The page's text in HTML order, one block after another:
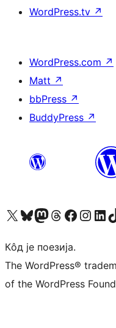
WordPress.tv ↗
WordPress.com ↗
Matt ↗
bbPress ↗
BuddyPress ↗
Visit our X (formerly Twitter) account
Посетите наш Bluesky налог
Visit our Mastodon account
Посетите наш налог на Threads-у Visit our Facebook page
Посетите наш Инстаграм
Visit our
Кôд је поезија.
The WordPress®
of the WordPress